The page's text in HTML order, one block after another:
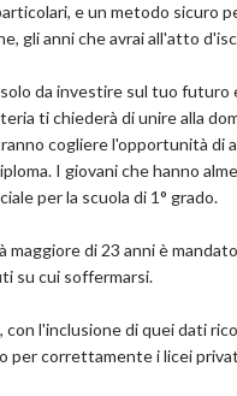
e un metodo sicuro
gli anni che avrai all'atto
da investire sul tuo
ti chiederà di unire alla
cogliere l'opportunità di
I giovani che hanno
per la scuola di 1° grado.
di 23 anni è
su cui soffermarsi.
l'inclusione di quei dati
correttamente i licei